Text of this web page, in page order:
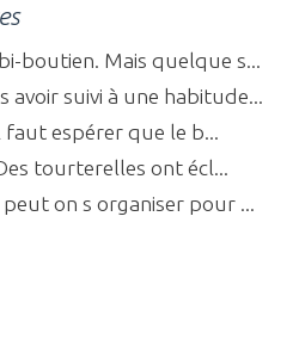
boutien. Mais quelque s...
avoir suivi à une habitude...
espérer que le b...
tourterelles ont écl...
on s organiser pour ...